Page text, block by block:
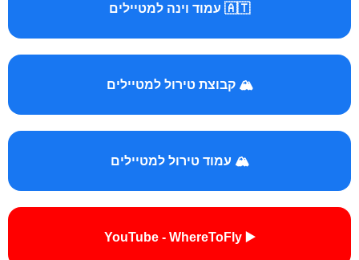
🇦🇹 עמוד וינה למטיילים
🏔️ קבוצת טירול למטיילים
🏔️ עמוד טירול למטיילים
▶️ YouTube - WhereToFly